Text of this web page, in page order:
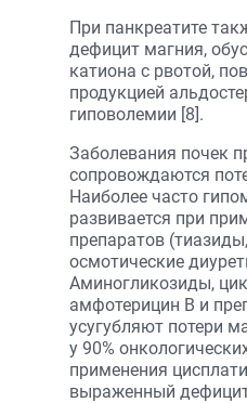
При панкреатите
дефицит магния,
катиона с рвотой,
продукцией
гиповолемии [8].
Заболевания почек
сопровождаются
Наиболее часто
развивается при
препаратов
осмотические
Аминогликозиды,
амфотерицин В и
усугубляют потери
у 90%
применения
выраженный